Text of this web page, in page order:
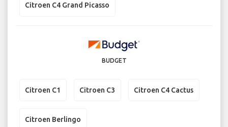
Citroen C4 Grand Picasso
BUDGET
Citroen C1 Citroen C3 Citroen C4 Cactus
Citroen Berlingo